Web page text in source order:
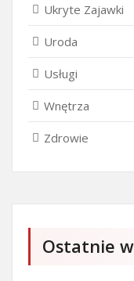
Ukryte Zajawki
Uroda
Usługi
Wnętrza
Zdrowie
Ostatnie